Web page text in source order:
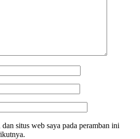
situs web saya pada peramban ini